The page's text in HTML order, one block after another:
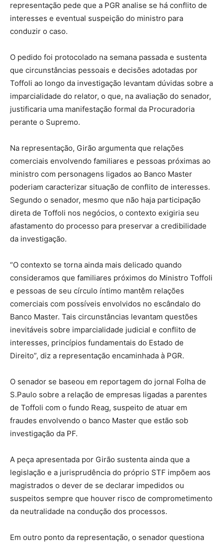
representação pede que a PGR analise se há conflito de
interesses e eventual suspeição do ministro para
conduzir o caso.
O pedido foi protocolado na semana passada e sustenta
que circunstâncias pessoais e decisões adotadas por
Toffoli ao longo da investigação levantam dúvidas sobre a
imparcialidade do relator, o que, na avaliação do senador,
justificaria uma manifestação formal da Procuradoria
perante o Supremo.
Na representação, Girão argumenta que relações
comerciais envolvendo familiares e pessoas próximas ao
ministro com personagens ligados ao Banco Master
poderiam caracterizar situação de conflito de interesses.
Segundo o senador, mesmo que não haja participação
direta de Toffoli nos negócios, o contexto exigiria seu
afastamento do processo para preservar a credibilidade
da investigação.
“O contexto se torna ainda mais delicado quando
consideramos que familiares próximos do Ministro Toffoli
e pessoas de seu círculo íntimo mantêm relações
comerciais com possíveis envolvidos no escândalo do
Banco Master. Tais circunstâncias levantam questões
inevitáveis sobre imparcialidade judicial e conflito de
interesses, princípios fundamentais do Estado de
Direito”, diz a representação encaminhada à PGR.
O senador se baseou em reportagem do jornal Folha de
S.Paulo sobre a relação de empresas ligadas a parentes
de Toffoli com o fundo Reag, suspeito de atuar em
fraudes envolvendo o banco Master que estão sob
investigação da PF.
A peça apresentada por Girão sustenta ainda que a
legislação e a jurisprudência do próprio STF impõem aos
magistrados o dever de se declarar impedidos ou
suspeitos sempre que houver risco de comprometimento
da neutralidade na condução dos processos.
Em outro ponto da representação, o senador questiona